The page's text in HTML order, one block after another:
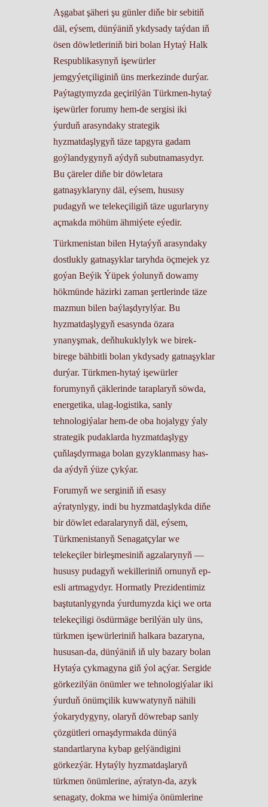
Aşgabat şäheri şu günler diňe bir sebitiň
däl, eýsem, dünýäniň ykdysady taýdan iň
ösen döwletleriniň biri bolan Hytaý Halk
Respublikasynyň işewürler
jemgyýetçiliginiň üns merkezinde durýar.
Paýtagtymyzda geçirilýän Türkmen-hytaý
işewürler forumy hem-de sergisi iki
ýurduň arasyndaky strategik
hyzmatdaşlygyň täze tapgyra gadam
goýlandygynyň aýdyň subutnamasydyr.
Bu çäreler diňe bir döwletara
gatnaşyklaryny däl, eýsem, hususy
pudagyň we telekeçiligiň täze ugurlaryny
açmakda möhüm ähmiýete eýedir.
Türkmenistan bilen Hytaýyň arasyndaky
dostlukly gatnaşyklar taryhda öçmejek yz
goýan Beýik Ýüpek ýolunyň dowamy
hökmünde häzirki zaman şertlerinde täze
mazmun bilen baýlaşdyrylýar. Bu
hyzmatdaşlygyň esasynda özara
ynanyşmak, deňhukuklylyk we birek-
birege bähbitli bolan ykdysady gatnaşyklar
durýar. Türkmen-hytaý işewürler
forumynyň çäklerinde taraplaryň söwda,
energetika, ulag-logistika, sanly
tehnologiýalar hem-de oba hojalygy ýaly
strategik pudaklarda hyzmatdaşlygy
çuňlaşdyrmaga bolan gyzyklanmasy has-
da aýdyň ýüze çykýar.
​Forumyň we serginiň iň esasy
aýratynlygy, indi bu hyzmatdaşlykda diňe
bir döwlet edaralarynyň däl, eýsem,
Türkmenistanyň Senagatçylar we
telekeçiler birleşmesiniň agzalarynyň —
hususy pudagyň wekilleriniň ornunyň ep-
esli artmagydyr. Hormatly Prezidentimiz
baştutanlygynda ýurdumyzda kiçi we orta
telekeçiligi ösdürmäge berilýän uly üns,
türkmen işewürleriniň halkara bazaryna,
hususan-da, dünýäniň iň uly bazary bolan
Hytaýa çykmagyna giň ýol açýar. Sergide
görkezilýän önümler we tehnologiýalar iki
ýurduň önümçilik kuwwatynyň nähili
ýokarydygyny, olaryň döwrebap sanly
çözgütleri ornaşdyrmakda dünýä
standartlaryna kybap gelýändigini
görkezýär. Hytaýly hyzmatdaşlaryň
türkmen önümlerine, aýratyn-da, azyk
senagaty, dokma we himiýa önümlerine